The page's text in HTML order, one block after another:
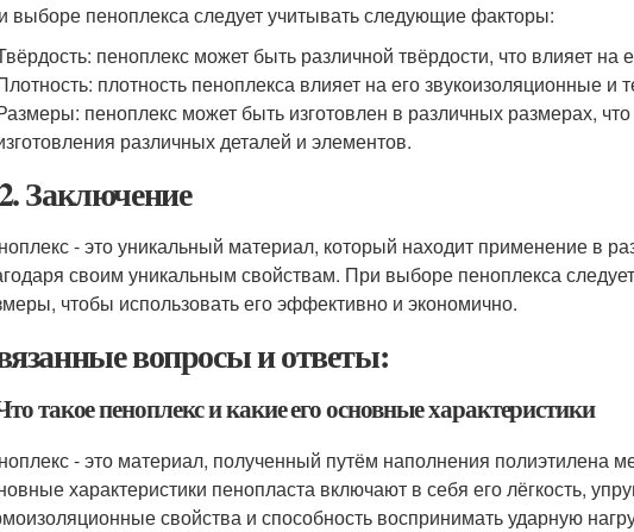
выборе пеноплекса следует учитывать следующие факторы:
пеноплекс может быть различной твёрдости, что влияет на
плотность пеноплекса влияет на его звукоизоляционные и
пеноплекс может быть изготовлен в различных размерах, что
различных деталей и элементов.
Заключение
- это уникальный материал, который находит применение в
своим уникальным свойствам. При выборе пеноплекса
чтобы использовать его эффективно и экономично.
вопросы и ответы:
такое пеноплекс и какие его основные характеристики
- это материал, полученный путём наполнения полиэтилена
характеристики пенопласта включают в себя его лёгкость,
свойства и способность воспринимать ударную